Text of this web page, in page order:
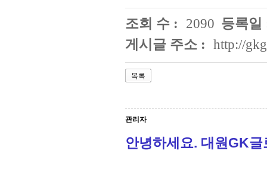
조회 수 : 2090 등록일
게시글 주소 : http://
목록
관리자
안녕하세요. 대원GK